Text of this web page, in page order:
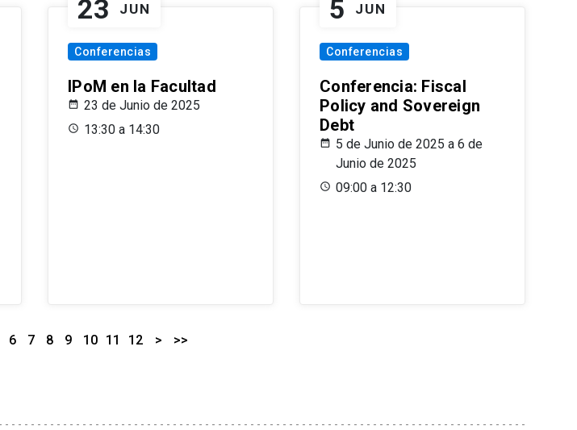
23 JUN
Conferencias
IPoM en la Facultad
23 de Junio de 2025
13:30 a 14:30
5 JUN
Conferencias
Conferencia: Fiscal
Policy and Sovereign
Debt
5 de Junio de 2025 a 6 de
Junio de 2025
09:00 a 12:30
6 7 8 9 10 11 12 > >>